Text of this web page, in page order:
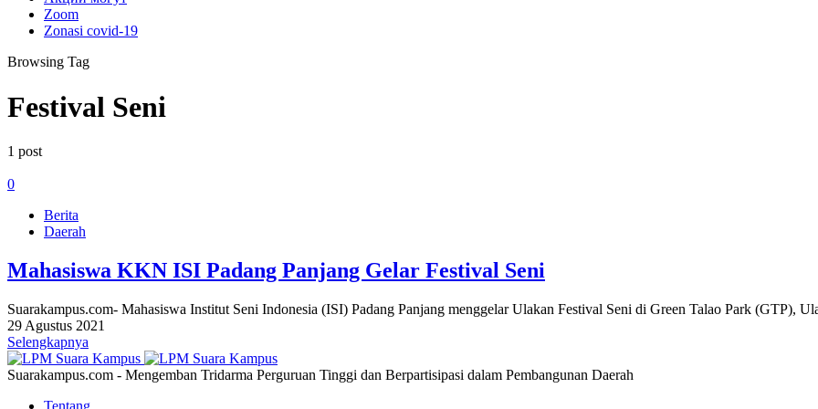
Zoom
Zonasi covid-19
Browsing Tag
Festival Seni
1 post
0
Berita
Daerah
Mahasiswa KKN ISI Padang Panjang Gelar Festival Seni
Suarakampus.com- Mahasiswa Institut Seni Indonesia (ISI) Padang Panjang menggelar Ulakan Festival Seni di Green Talao Park (GTP),
29 Agustus 2021
Selengkapnya
Suarakampus.com - Mengemban Tridarma Perguruan Tinggi dan Berpartisipasi dalam Pembangunan Daerah
Tentang